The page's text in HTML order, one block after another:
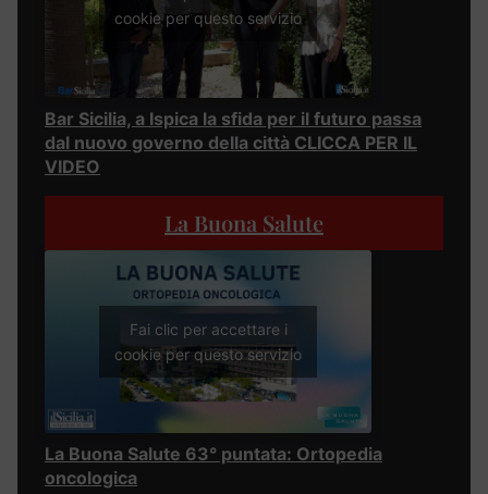
cookie per questo servizio
Bar Sicilia, a Ispica la sfida per il futuro passa
dal nuovo governo della città CLICCA PER IL
VIDEO
La Buona Salute
Fai clic per accettare i
cookie per questo servizio
La Buona Salute 63° puntata: Ortopedia
oncologica